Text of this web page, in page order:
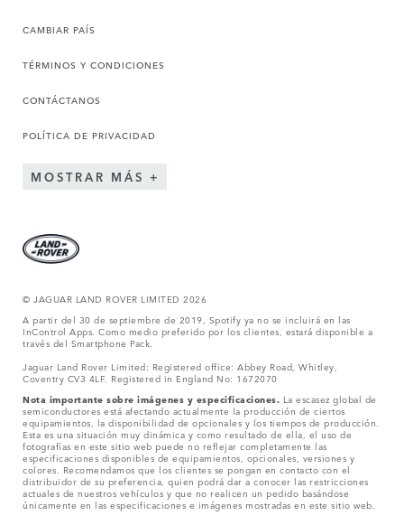
CAMBIAR PAÍS
TÉRMINOS Y CONDICIONES
CONTÁCTANOS
POLÍTICA DE PRIVACIDAD
MOSTRAR MÁS
© JAGUAR LAND ROVER LIMITED 2026
A partir del 30 de septiembre de 2019, Spotify ya no se incluirá en las
InControl Apps. Como medio preferido por los clientes, estará disponible a
través del Smartphone Pack.
Jaguar Land Rover Limited: Registered office: Abbey Road, Whitley,
Coventry CV3 4LF. Registered in England No: 1672070
Nota importante sobre imágenes y especificaciones. La escasez global de
semiconductores está afectando actualmente la producción de ciertos
equipamientos, la disponibilidad de opcionales y los tiempos de producción.
Esta es una situación muy dinámica y como resultado de ella, el uso de
fotografías en este sitio web puede no reflejar completamente las
especificaciones disponibles de equipamientos, opcionales, versiones y
colores. Recomendamos que los clientes se pongan en contacto con el
distribuidor de su preferencia, quien podrá dar a conocer las restricciones
actuales de nuestros vehículos y que no realicen un pedido basándose
únicamente en las especificaciones e imágenes mostradas en este sitio web.